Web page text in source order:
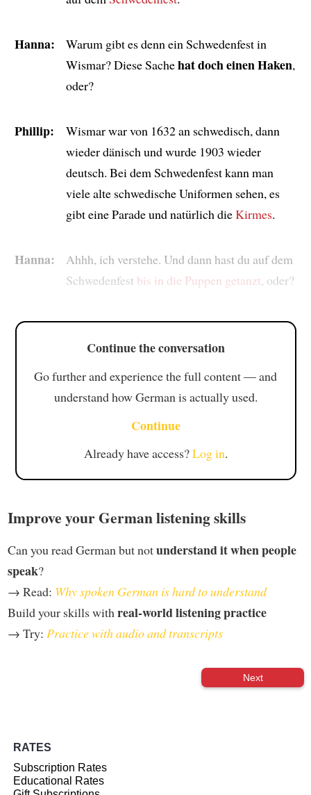
Hanna:
Warum gibt es denn ein Schwedenfest in
Wismar? Diese Sachehat doch einen Haken,
oder?
Phillip:
Wismar war von 1632 an schwedisch, dann
wieder dänisch und wurde 1903 wieder
deutsch. Bei dem Schwedenfest kann man
viele alte schwedische Uniformen sehen, es
gibt eine Parade und natürlich dieKirmes.
Hanna:
Ahhh, ich verstehe. Und dann hast du auf dem
Schwedenfest bis in die Puppen getanzt, oder?
Continue the conversation
Go further and experience the full content — and
understand how German is actually used.
Continue
Already have access?Log in.
Improve your German listening skills
Can you read German but notunderstand it when people
speak?
→ Read: Why spoken German is hard to understand
Build your skills with real-world listening practice
→ Try: Practice with audio and transcripts
Next
RATES
Subscription Rates
Educational Rates